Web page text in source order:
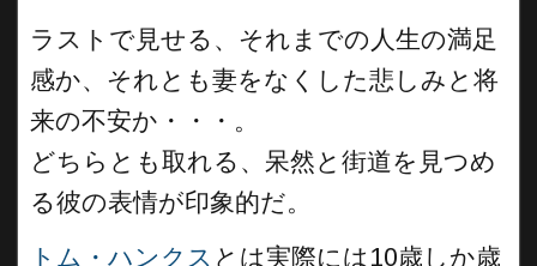
ラストで見せる、それまでの人生の満足
感か、それとも妻をなくした悲しみと将
来の不安か・・・。
どちらとも取れる、呆然と街道を見つめ
る彼の表情が印象的だ。
トム・ハンクス とは実際には10歳しか歳